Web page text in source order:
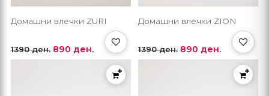
Домашни влечки ZURI
1390 ден. 890 ден.
Домашни влечки ZION
1390 ден. 890 ден.